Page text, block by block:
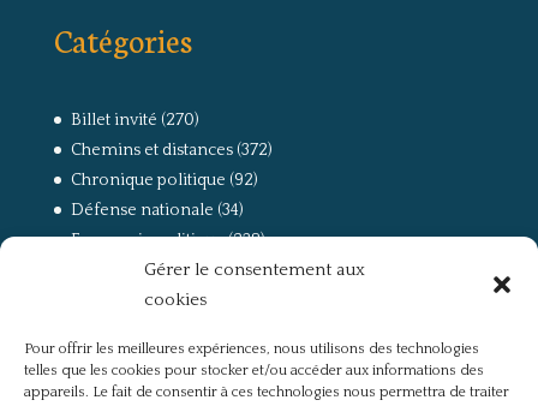
Gérer le consentement aux
cookies
Pour offrir les meilleures expériences, nous utilisons des technologies
telles que les cookies pour stocker et/ou accéder aux informations des
appareils. Le fait de consentir à ces technologies nous permettra de traiter
Catégories
Billet invité (270)
Chemins et distances(372)
Chronique politique (92)
Défense nationale (34)
Economie politique(238)
(168)
La guerre, la Résistance et la Déportation
Non classé(42)
Partis politiques, intelligentsia, médias(750)